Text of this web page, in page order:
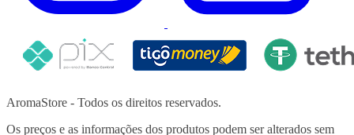
AromaStore - Todos os direitos reservados.
Os preços e as informações dos produtos podem ser alterados sem